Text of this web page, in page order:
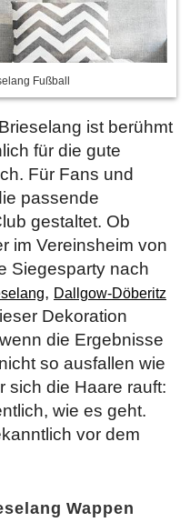
Fußball
ist berühmt
für die gute
Für Fans und
passende
gestaltet. Ob
im Vereinsheim von
Siegesparty nach
, Dallgow-Döberitz
Dekoration
die Ergebnisse
so ausfallen wie
sich die Haare rauft:
wie es geht.
vor dem
Wappen